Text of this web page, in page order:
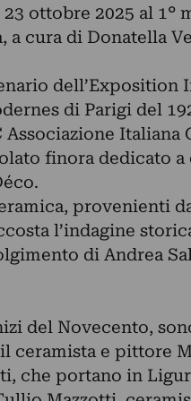
ottobre 2025 al 1°
a cura di Donatella
dell’Exposition
di Parigi del
Italiana
finora dedicato a
provenienti
l’indagine
di Andrea
del Novecento,
ceramista e pittore
che portano in